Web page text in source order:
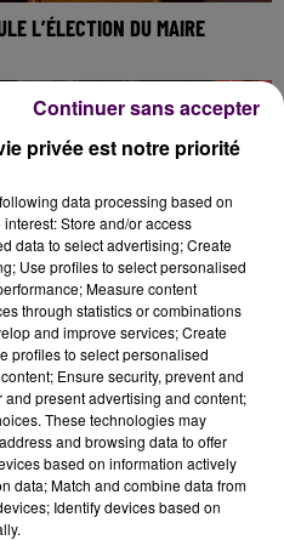
L’ÉLECTION DU MAIRE
DANS LA RUE DU
privée est notre priorité
data processing based on
Store and/or access
data to select advertising; Create
Use profiles to select personalised
Measure content
through statistics or combinations
and improve services; Create
profiles to select personalised
Ensure security, prevent and
present advertising and content;
These technologies may
and browsing data to offer
based on information actively
data; Match and combine data from
Identify devices based on
Continuer sans accepter